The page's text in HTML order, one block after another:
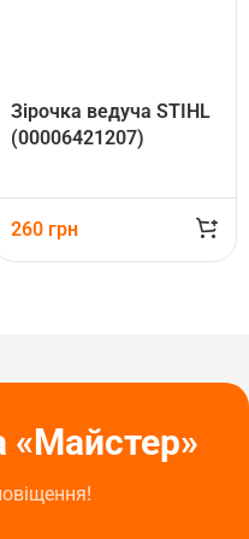
Зірочка ведуча STIHL
(00006421207)
260 грн
«Майстер»